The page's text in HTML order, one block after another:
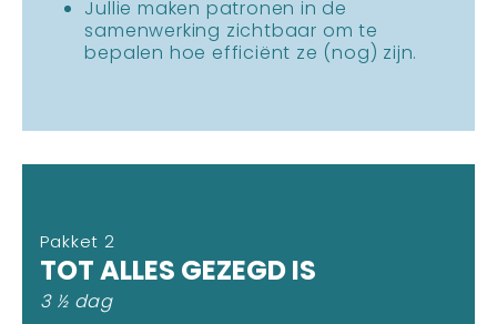
Jullie maken patronen in de
samenwerking zichtbaar om te
bepalen hoe efficiënt ze (nog) zijn.
Pakket 2
TOT ALLES GEZEGD IS
3 ½ dag